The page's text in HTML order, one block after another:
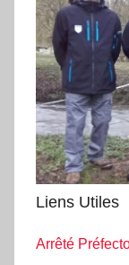
Liens Utiles
Arrêté